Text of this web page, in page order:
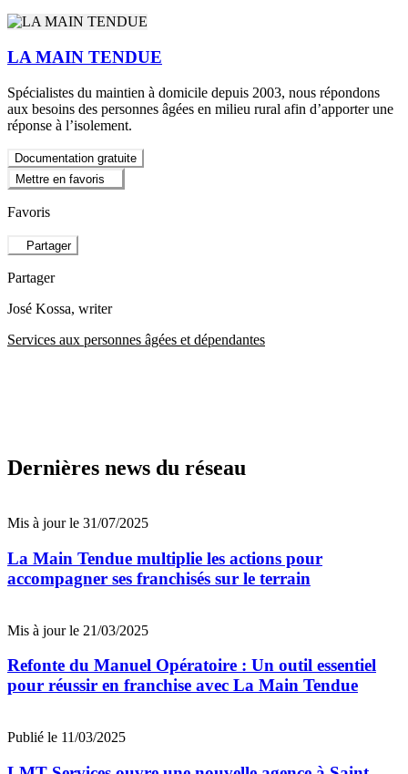
LA MAIN TENDUE
Spécialistes du maintien à domicile depuis 2003, nous répondons
aux besoins des personnes âgées en milieu rural afin d’apporter une
réponse à l’isolement.
Documentation gratuite
Mettre en favoris
Favoris
Partager
Partager
José Kossa, writer
Services aux personnes âgées et dépendantes
Dernières news du réseau
Mis à jour le 31/07/2025
La Main Tendue multiplie les actions pour
accompagner ses franchisés sur le terrain
Mis à jour le 21/03/2025
Refonte du Manuel Opératoire : Un outil essentiel
pour réussir en franchise avec La Main Tendue
Publié le 11/03/2025